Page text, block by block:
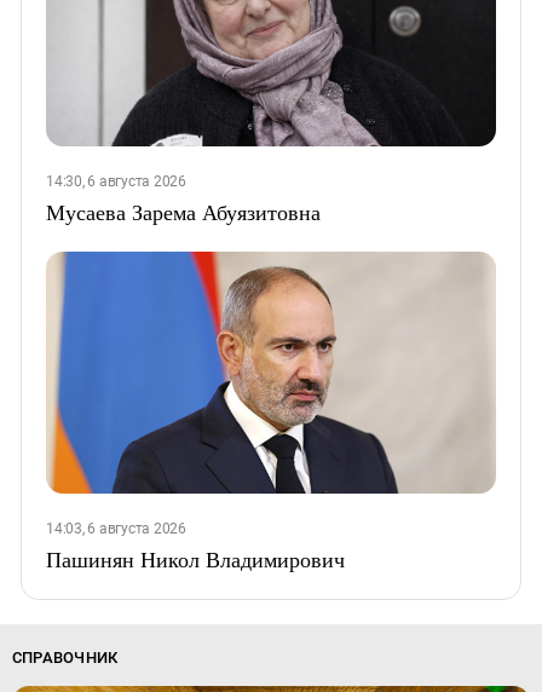
14:30, 6 августа 2026
Мусаева Зарема Абуязитовна
14:03, 6 августа 2026
Пашинян Никол Владимирович
СПРАВОЧНИК